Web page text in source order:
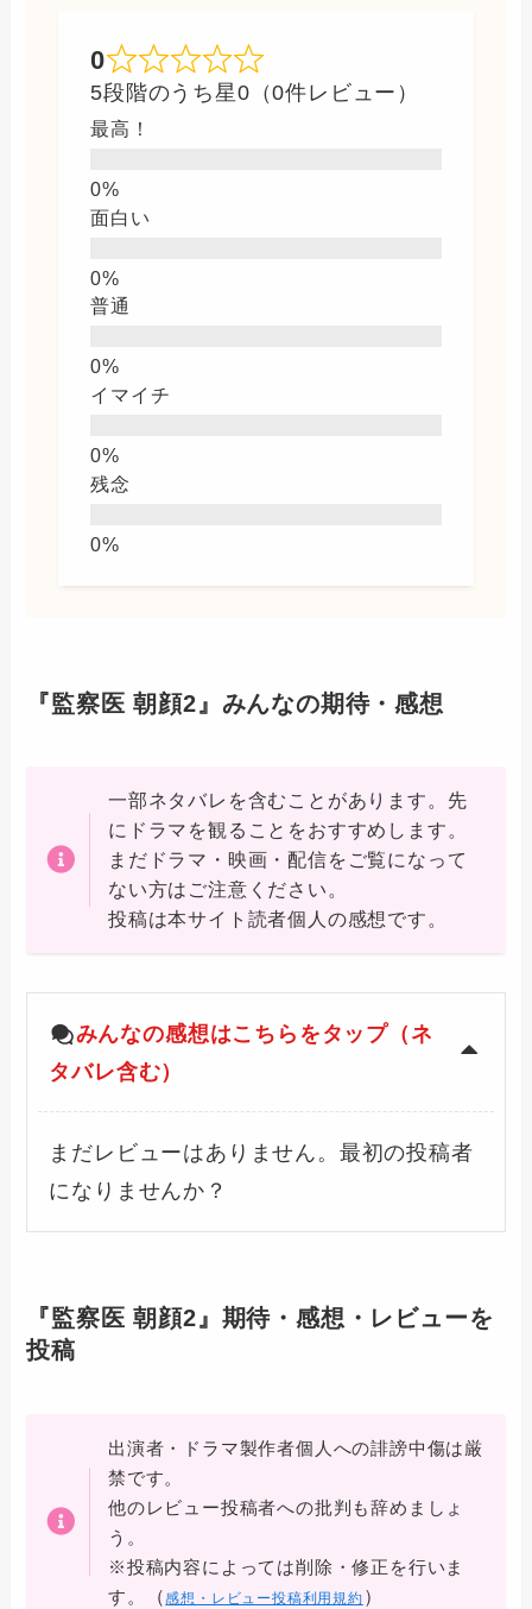
0
5段階のうち星0（0件レビュー）
最高！
面白い
普通
イマイチ
残念
『監察医 朝顔2』みんなの期待・感想
一部ネタバレを含むことがあります。先
にドラマを観ることをおすすめします。
まだドラマ・映画・配信をご覧になって
ない方はご注意ください。
投稿は本サイト読者個人の感想です。
みんなの感想はこちらをタップ（ネ
タバレ含む）
まだレビューはありません。最初の投稿者
になりませんか？
『監察医 朝顔2』期待・感想・レビューを
投稿
出演者・ドラマ製作者個人への誹謗中傷は厳
禁です。
他のレビュー投稿者への批判も辞めましょ
う。
※投稿内容によっては削除・修正を行いま
す。
（感想・レビュー投稿利用規約 ）